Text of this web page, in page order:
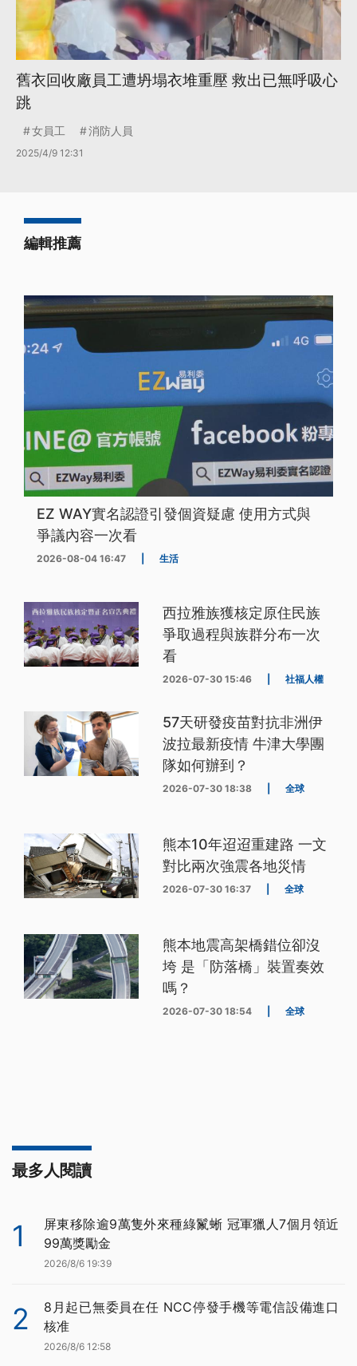
舊衣回收廠員工遭坍塌衣堆重壓 救出已無呼吸心
跳
女員工 消防人員
2025/4/9 12:31
編輯推薦
EZ WAY實名認證引發個資疑慮 使用方式與
爭議內容一次看
2026-08-04 16:47 生活
西拉雅族獲核定原住民族
爭取過程與族群分布一次
看
2026-07-30 15:46 社福人權
57天研發疫苗對抗非洲伊
波拉最新疫情 牛津大學團
隊如何辦到？
2026-07-30 18:38 全球
熊本10年迢迢重建路 一文
對比兩次強震各地災情
2026-07-30 16:37 全球
熊本地震高架橋錯位卻沒
垮 是「防落橋」裝置奏效
嗎？
2026-07-30 18:54 全球
最多人閱讀
1
屏東移除逾9萬隻外來種綠鬣蜥 冠軍獵人7個月領近
99萬獎勵金
2026/8/6 19:39
2
8月起已無委員在任 NCC停發手機等電信設備進口
核准
2026/8/6 12:58